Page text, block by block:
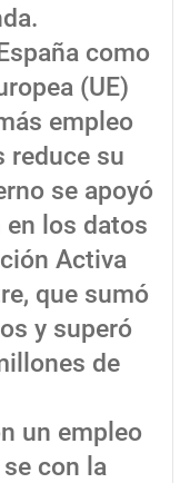
como
(UE)
empleo
reduce su
se apoyó
los datos
Activa
que sumó
y superó
de
un empleo
con la